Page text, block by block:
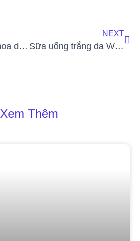
Bác sĩ chuyên khoa da liễu Ánh Hiền – Bàn tay vàng trong làng trị nám và trẻ hoá da
NEXT
Sữa uống trắng da White Up – “Cứu tinh” cho làn da đen sạm, thâm nám
Xem Thêm